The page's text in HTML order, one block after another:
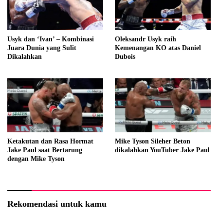
Usyk dan ‘Ivan’ – Kombinasi
Juara Dunia yang Sulit
Dikalahkan
Oleksandr Usyk raih
Kemenangan KO atas Daniel
Dubois
Ketakutan dan Rasa Hormat
Jake Paul saat Bertarung
dengan Mike Tyson
Mike Tyson Sileher Beton
dikalahkan YouTuber Jake Paul
Rekomendasi untuk kamu